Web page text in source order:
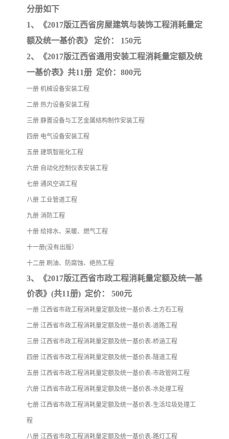
分册如下
1、《2017版江西省房屋建筑与装饰工程消耗量定
额及统一基价表》 定价： 150元
2、《2017版江西省通用安装工程消耗量定额及统
一基价表》共11册 定价：800元
一册 机械设备安装工程
二册 热力设备安装工程
三册 静置设备与工艺金属结构制作安装工程
四册 电气设备安装工程
五册 建筑智能化工程
六册 自动化控制仪表安装工程
七册 通风空调工程
八册 工业管道工程
九册 消防工程
十册 给排水、采暖、燃气工程
十一册(没有出版）
十二册 刷油、防腐蚀、绝热工程
3、《2017版江西省市政工程消耗量定额及统一基
价表》(共11册) 定价： 500元
一册 江西省市政工程消耗量定额及统一基价表-土方石工程
二册 江西省市政工程消耗量定额及统一基价表-道路工程
三册 江西省市政工程消耗量定额及统一基价表-桥涵工程
四册 江西省市政工程消耗量定额及统一基价表-隧道工程
五册 江西省市政工程消耗量定额及统一基价表-市政管网工程
六册 江西省市政工程消耗量定额及统一基价表-水处理工程
七册 江西省市政工程消耗量定额及统一基价表-生活垃圾处理工
程
八册 江西省市政工程消耗量定额及统一基价表-路灯工程
云南省建设工程预算定额
陕西省水利工程概预算定 宁夏建设工程计价定额
冶金工业建设工程概算定 河北省建设工程消耗量定
广东省水利水电概预算定
四川省清单计价定额